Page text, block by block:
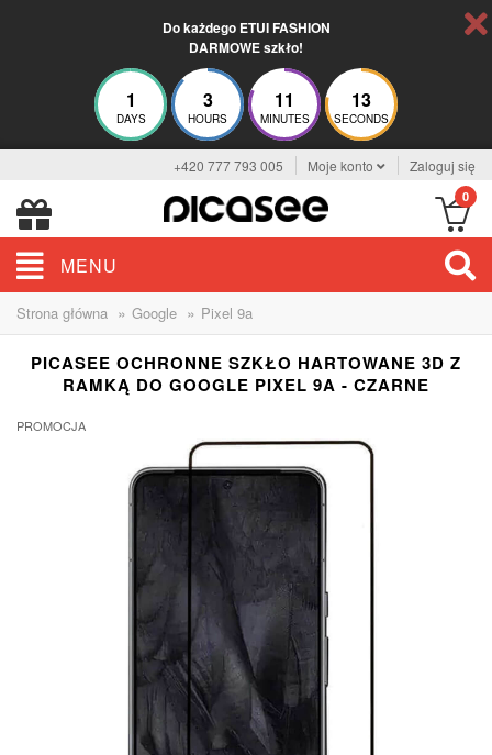
Do każdego ETUI FASHION
DARMOWE szkło!
1
DAYS
3
HOURS
11
MINUTES
13
SECONDS
+420 777 793 005 Moje konto Zaloguj się
0
MENU
Strona główna » Google » Pixel 9a
PICASEE OCHRONNE SZKŁO HARTOWANE 3D Z
RAMKĄ DO GOOGLE PIXEL 9A - CZARNE
PROMOCJA